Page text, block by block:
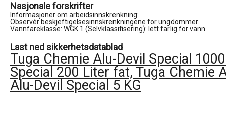
Nasjonale forskrifter
Informasjoner om arbeidsinnskrenkning:
Observér beskjeftigelsesinnskrenkningene for ungdommer.
Vannfareklasse: WGK 1 (Selvklassifisering): lett farlig for vann
Last ned sikkerhetsdatablad
Tuga Chemie Alu-Devil Special
Special 200 Liter fat, Tuga Chemie
Alu-Devil Special 5 KG